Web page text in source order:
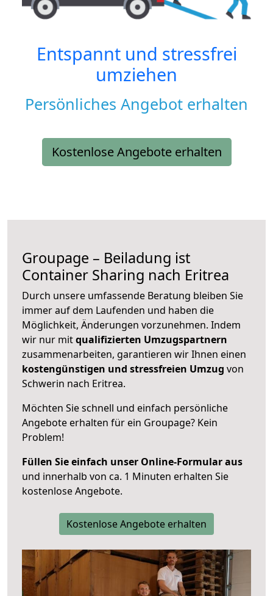
Entspannt und stressfrei
umziehen
Persönliches Angebot erhalten
Kostenlose Angebote erhalten
Groupage – Beiladung ist
Container Sharing nach Eritrea
Durch unsere umfassende Beratung bleiben Sie
immer auf dem Laufenden und haben die
Möglichkeit, Änderungen vorzunehmen. Indem
wir nur mitqualifizierten Umzugspartnern
zusammenarbeiten, garantieren wir Ihnen einen
kostengünstigen und stressfreien Umzug von
Schwerin nach Eritrea.
Möchten Sie schnell und einfach persönliche
Angebote erhalten für ein Groupage? Kein
Problem!
Füllen Sie einfach unser Online-Formular aus
und innerhalb von ca. 1 Minuten erhalten Sie
kostenlose Angebote.
Kostenlose Angebote erhalten